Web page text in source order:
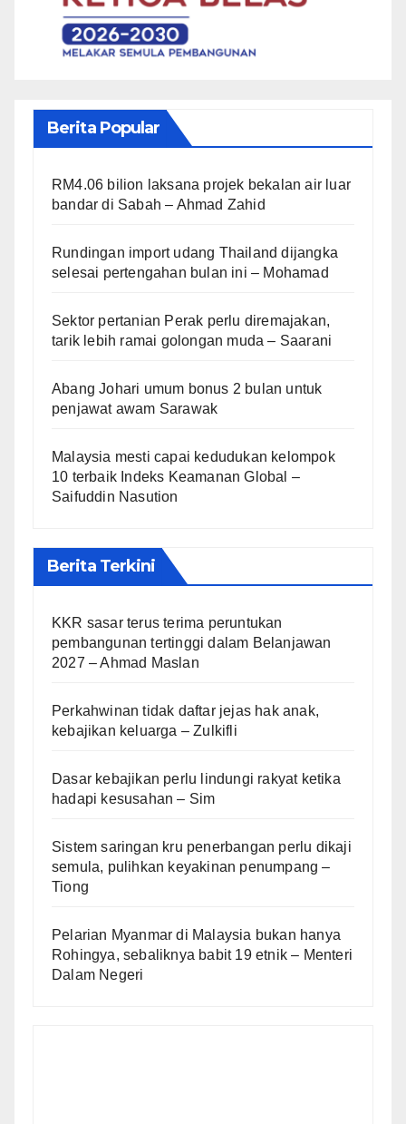
Berita Popular
RM4.06 bilion laksana projek bekalan air luar
bandar di Sabah – Ahmad Zahid
Rundingan import udang Thailand dijangka
selesai pertengahan bulan ini – Mohamad
Sektor pertanian Perak perlu diremajakan,
tarik lebih ramai golongan muda – Saarani
Abang Johari umum bonus 2 bulan untuk
penjawat awam Sarawak
Malaysia mesti capai kedudukan kelompok
10 terbaik Indeks Keamanan Global –
Saifuddin Nasution
Berita Terkini
KKR sasar terus terima peruntukan
pembangunan tertinggi dalam Belanjawan
2027 – Ahmad Maslan
Perkahwinan tidak daftar jejas hak anak,
kebajikan keluarga – Zulkifli
Dasar kebajikan perlu lindungi rakyat ketika
hadapi kesusahan – Sim
Sistem saringan kru penerbangan perlu dikaji
semula, pulihkan keyakinan penumpang –
Tiong
Pelarian Myanmar di Malaysia bukan hanya
Rohingya, sebaliknya babit 19 etnik – Menteri
Dalam Negeri